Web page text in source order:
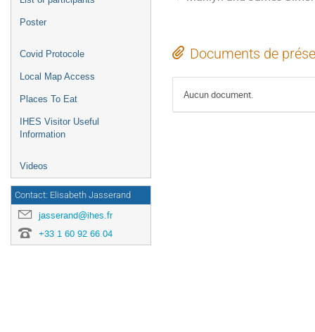
Poster
Covid Protocole
Local Map Access
Places To Eat
IHES Visitor Useful
Information
Videos
Contact: Elisabeth Jasserand
jasserand@ihes.fr
+33 1 60 92 66 04
Documents de
Aucun document.